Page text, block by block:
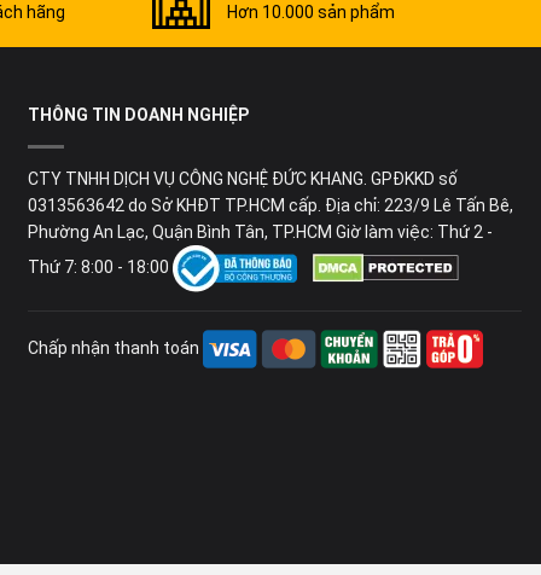
hãng Hơn 10.000 sản phẩm
THÔNG TIN DOANH NGHIỆP
CTY TNHH DỊCH VỤ CÔNG NGHỆ ĐỨC KHANG. GPĐKKD số
0313563642 do Sở KHĐT TP.HCM cấp. Địa chỉ: 223/9 Lê Tấn Bê,
Phường An Lạc, Quận Bình Tân, TP.HCM Giờ làm việc: Thứ 2 -
Thứ 7: 8:00 - 18:00
Chấp nhận thanh toán